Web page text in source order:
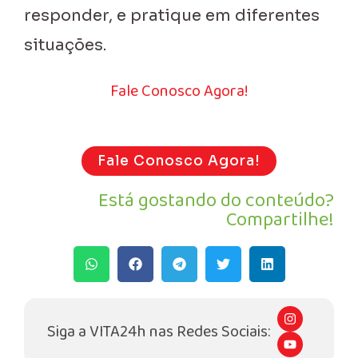
responder, e pratique em diferentes
situações.
Fale Conosco Agora!
Fale Conosco Agora!
Está gostando do conteúdo?
Compartilhe!
Siga a VITA24h nas Redes Sociais:
I
n
s
t
Y
o